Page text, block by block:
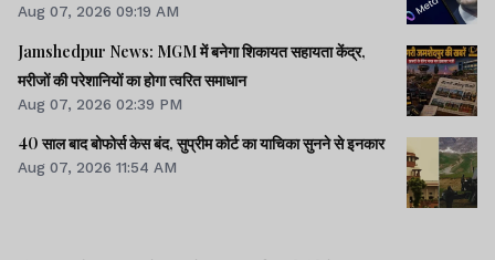
Aug 07, 2026 09:19 AM
Jamshedpur News: MGM में बनेगा शिकायत सहायता केंद्र,
मरीजों की परेशानियों का होगा त्वरित समाधान
Aug 07, 2026 02:39 PM
40 साल बाद बोफोर्स केस बंद, सुप्रीम कोर्ट का याचिका सुनने से इनकार
Aug 07, 2026 11:54 AM